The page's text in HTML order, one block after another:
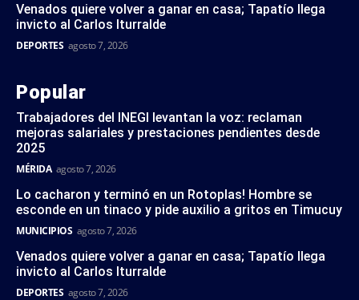
Venados quiere volver a ganar en casa; Tapatío llega
invicto al Carlos Iturralde
DEPORTES agosto 7, 2026
Popular
Trabajadores del INEGI levantan la voz: reclaman
mejoras salariales y prestaciones pendientes desde
2025
MÉRIDA agosto 7, 2026
Lo cacharon y terminó en un Rotoplas! Hombre se
esconde en un tinaco y pide auxilio a gritos en Timucuy
MUNICIPIOS agosto 7, 2026
Venados quiere volver a ganar en casa; Tapatío llega
invicto al Carlos Iturralde
DEPORTES agosto 7, 2026